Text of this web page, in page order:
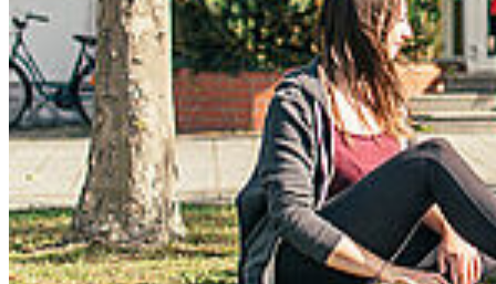
stations to the campus are
‘Hochschule’ ( line 1)
and ‘Knieper Nord' (line 4) with a five minutes walk.
Note that from the main station, line 1 is at the opposite side of the
street (direction Prohn) while line 4 is on the same side of the street
(direction Viermorgen).
Bus tickets can be bougt at the driver after entering the bus. A ticket
for the whole week and the ‘Hansestadt Stralsund’ is 17,20€. A
single ticket is at 2.60€ and a day ticket at 8.00 €. Here you can
find an an overview of theavailable ticketsas well as awebsite of
the VVRwhere you can search for connections.